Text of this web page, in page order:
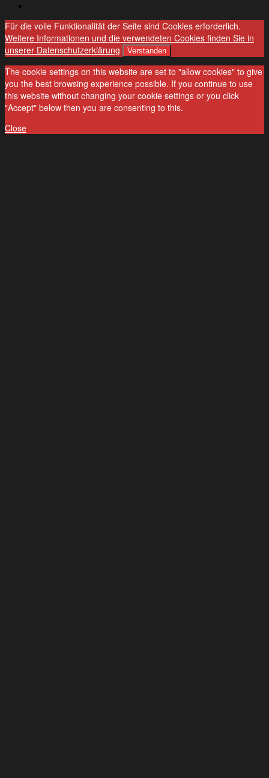
Für die volle Funktionalität der Seite sind Cookies erforderlich.
Weitere Informationen und die verwendeten Cookies finden Sie in
unserer Datenschutzerklärung
Verstanden
The cookie settings on this website are set to "allow cookies" to give
you the best browsing experience possible. If you continue to use
this website without changing your cookie settings or you click
"Accept" below then you are consenting to this.
Close